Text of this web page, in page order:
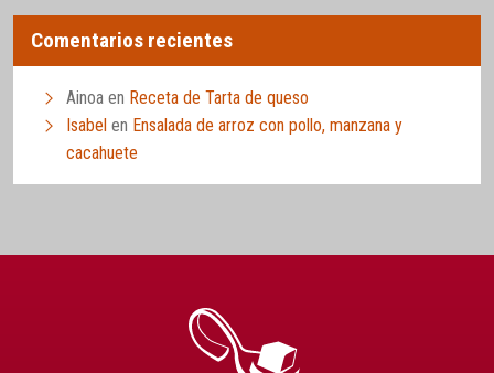
Comentarios recientes
Ainoa en Receta de Tarta de queso
Isabel en Ensalada de arroz con pollo, manzana y
cacahuete